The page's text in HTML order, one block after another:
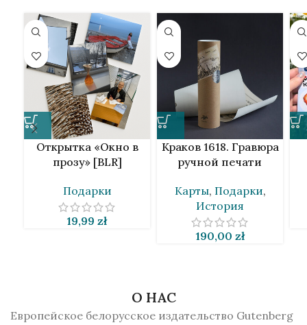
Открытка «Окно в
прозу» [BLR]
Подарки
19,99 zł
Краков 1618. Гравюра
ручной печати
Карты, Подарки,
История
190,00 zł
О НАС
Европейское белорусское издательство Gutenberg